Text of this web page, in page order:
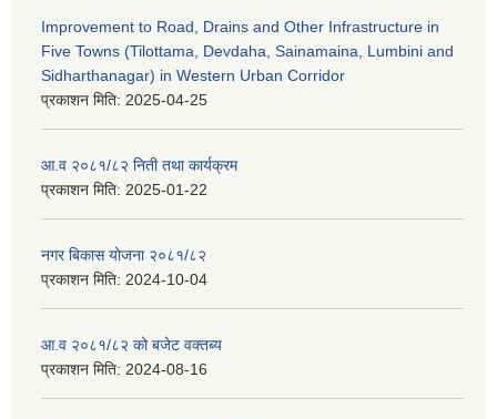
Improvement to Road, Drains and Other Infrastructure in
Five Towns (Tilottama, Devdaha, Sainamaina, Lumbini and
Sidharthanagar) in Western Urban Corridor
प्रकाशन मिति: 2025-04-25
आ.व २०८१/८२ निती तथा कार्यक्रम
प्रकाशन मिति: 2025-01-22
नगर बिकास योजना २०८१/८२
प्रकाशन मिति: 2024-10-04
आ.व २०८१/८२ को बजेट वक्तब्य
प्रकाशन मिति: 2024-08-16